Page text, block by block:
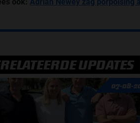
UPDATES
07-08-